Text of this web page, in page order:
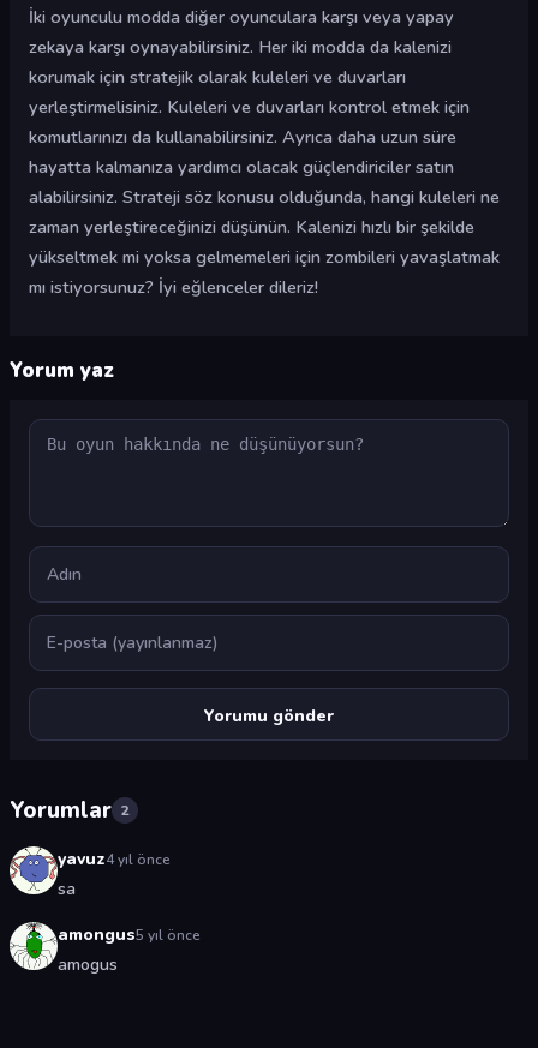
İki oyunculu modda diğer oyunculara karşı veya yapay
zekaya karşı oynayabilirsiniz. Her iki modda da kalenizi
korumak için stratejik olarak kuleleri ve duvarları
yerleştirmelisiniz. Kuleleri ve duvarları kontrol etmek için
komutlarınızı da kullanabilirsiniz. Ayrıca daha uzun süre
hayatta kalmanıza yardımcı olacak güçlendiriciler satın
alabilirsiniz. Strateji söz konusu olduğunda, hangi kuleleri ne
zaman yerleştireceğinizi düşünün. Kalenizi hızlı bir şekilde
yükseltmek mi yoksa gelmemeleri için zombileri yavaşlatmak
mı istiyorsunuz? İyi eğlenceler dileriz!
Yorum yaz
Yorum
Ad
E-posta
Yorumlar 2
yavuz4 yıl önce
sa
amongus5 yıl önce
amogus